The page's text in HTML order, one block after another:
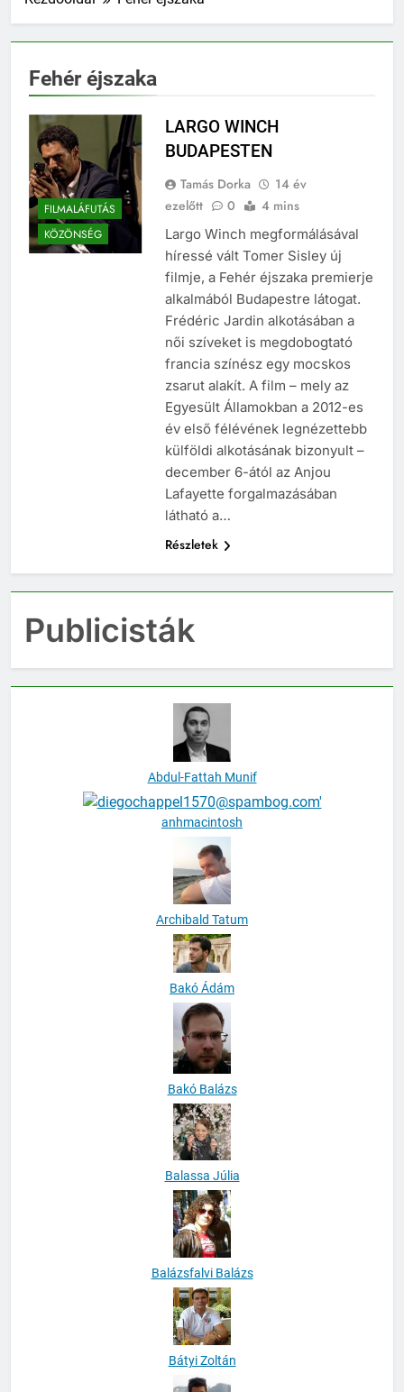
Fehér éjszaka
FILMALÁFUTÁS
KÖZÖNSÉG
LARGO WINCH
BUDAPESTEN
Tamás Dorka
14 év
ezelőtt
0 4 mins
Largo Winch megformálásával
híressé vált Tomer Sisley új
filmje, a Fehér éjszaka premierje
alkalmából Budapestre látogat.
Frédéric Jardin alkotásában a
női szíveket is megdobogtató
francia színész egy mocskos
zsarut alakít. A film – mely az
Egyesült Államokban a 2012-es
év első félévének legnézettebb
külföldi alkotásának bizonyult –
december 6-ától az Anjou
Lafayette forgalmazásában
látható a…
Részletek
Publicisták
Abdul-Fattah Munif
anhmacintosh
Archibald Tatum
Bakó Ádám
Bakó Balázs
Balassa Júlia
Balázsfalvi Balázs
Bátyi Zoltán